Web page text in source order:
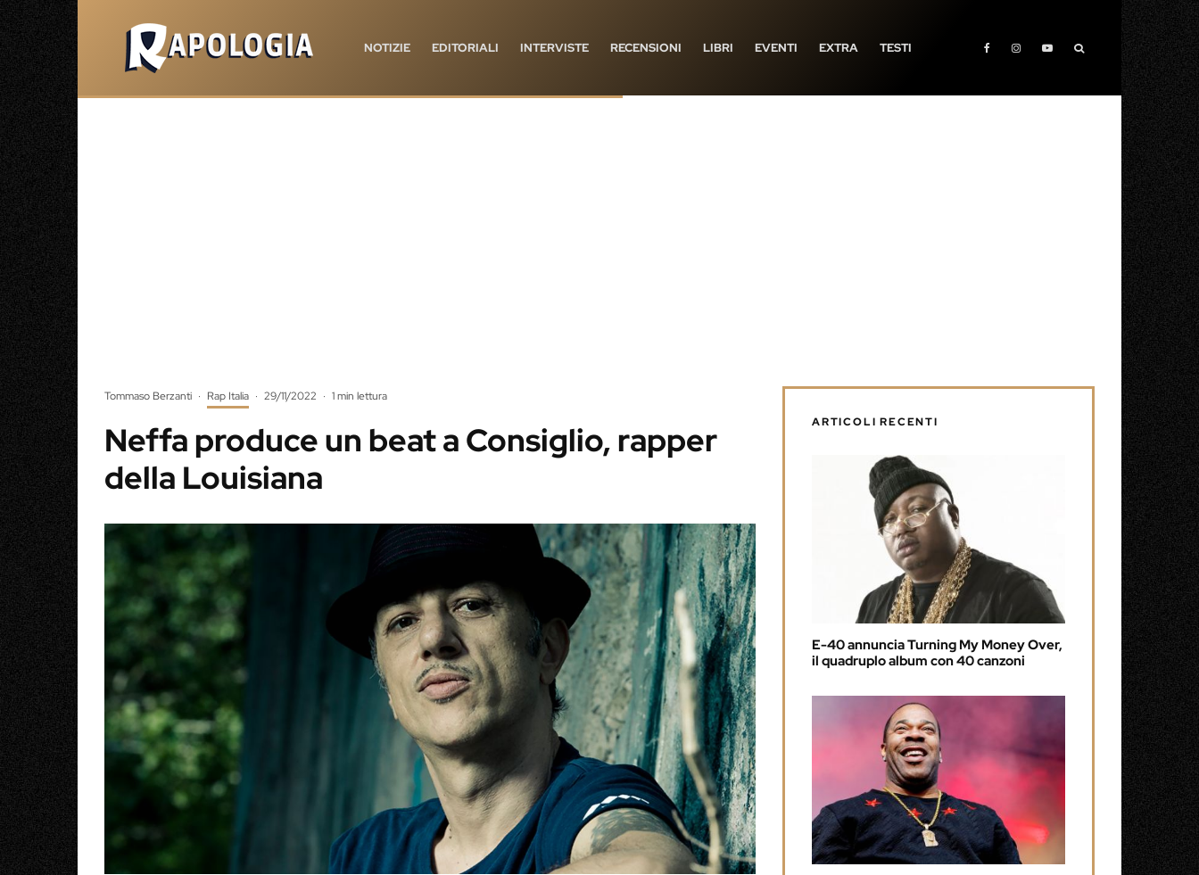
NOTIZIE EDITORIALI INTERVISTE RECENSIONI LIBRI EVENTI EXTRA TESTI
Tommaso Berzanti · Rap Italia · 29/11/2022 · 1 min lettura
Neffa produce un beat a Consiglio, rapper
della Louisiana
ARTICOLI RECENTI
E-40 annuncia Turning My Money Over,
il quadruplo album con 40 canzoni